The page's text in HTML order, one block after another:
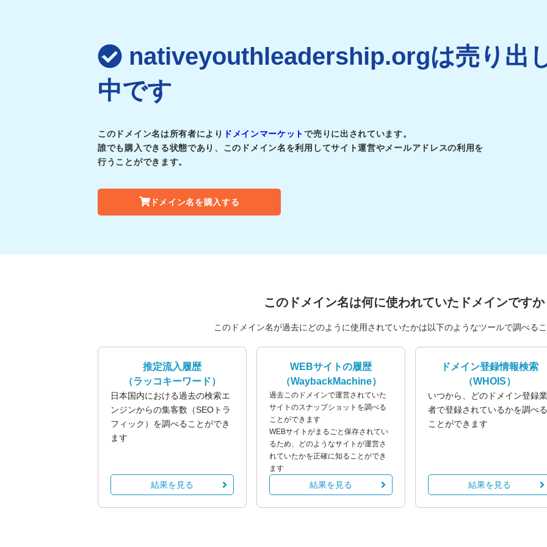
nativeyouthleadership.orgは売り出
中です
このドメイン名は所有者により ドメインマーケットで売りに出されています。
誰でも購入できる状態であり、このドメイン名を利用してサイト運営やメールアドレスの利用を
行うことができます。
ドメイン名を購入する
このドメイン名は何に使われていたドメインですか
このドメイン名が過去にどのように使用されていたかは以下のようなツールで調べる
推定流入履歴
（ラッコキーワード）
日本国内における過去の検索エ
ンジンからの集客数（SEOトラ
フィック）を調べることができ
ます
結果を見る
WEBサイトの履歴
（WaybackMachine）
過去このドメインで運営されていた
サイトのスナップショットを調べる
ことができます
WEBサイトがまるごと保存されてい
るため、どのようなサイトが運営さ
れていたかを正確に知ることができ
ます
結果を見る
ドメイン登録情報検索
（WHOIS）
いつから、どのドメイン登録業
者で登録されているかを調べる
ことができます
結果を見る